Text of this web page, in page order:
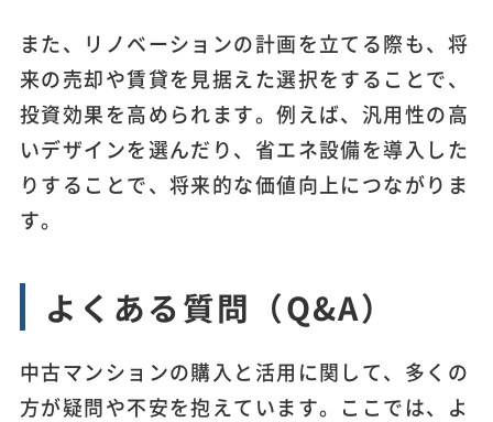
また、リノベーションの計画を立てる際も、将
来の売却や賃貸を見据えた選択をすることで、
投資効果を高められます。例えば、汎用性の高
いデザインを選んだり、省エネ設備を導入した
りすることで、将来的な価値向上につながりま
す。
よくある質問（Q&A）
中古マンションの購入と活用に関して、多くの
方が疑問や不安を抱えています。ここでは、よ